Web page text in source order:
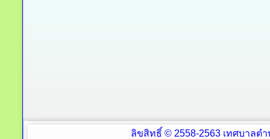
ลิขสิทธิ์ © 2558-2563 เทศบาลต